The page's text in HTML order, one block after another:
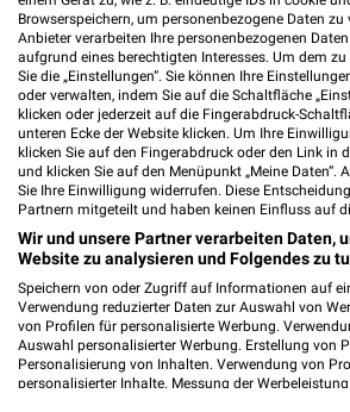
Lidl
6,7 km
PENNY
Browserspeichern, um personenbezogene Daten zu
Anbieter verarbeiten Ihre personenbezogenen
aufgrund eines berechtigten Interesses. Um dem
Sie die „Einstellungen“. Sie können Ihre
oder verwalten, indem Sie auf die Schaltfläche
klicken oder jederzeit auf die Fingerabdruck-
unteren Ecke der Website klicken. Um Ihre
klicken Sie auf den Fingerabdruck oder den Link in
und klicken Sie auf den Menüpunkt „Meine Daten“.
Sie Ihre Einwilligung widerrufen. Diese
Partnern mitgeteilt und haben keinen Einfluss auf
Wir und unsere Partner verarbeiten Daten,
Website zu analysieren und Folgendes zu
Speichern von oder Zugriff auf Informationen auf
Verwendung reduzierter Daten zur Auswahl von
von Profilen für personalisierte Werbung.
Auswahl personalisierter Werbung. Erstellung von
Personalisierung von Inhalten. Verwendung von
personalisierter Inhalte. Messung der